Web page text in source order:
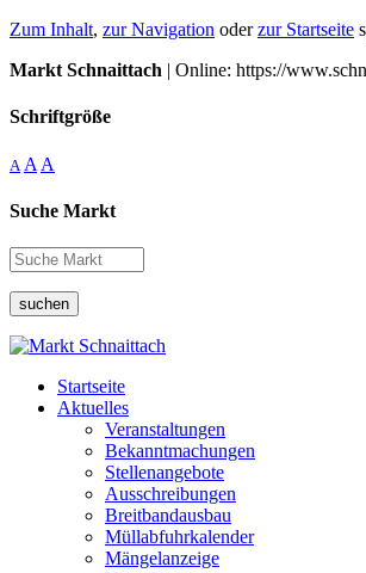
Zum Inhalt, zur Navigation oderzur Startseite
Markt Schnaittach | Online: https://
Schriftgröße
A A A
Suche Markt
suchen
Startseite
Aktuelles
Veranstaltungen
Bekanntmachungen
Stellenangebote
Ausschreibungen
Breitbandausbau
Müllabfuhrkalender
Mängelanzeige